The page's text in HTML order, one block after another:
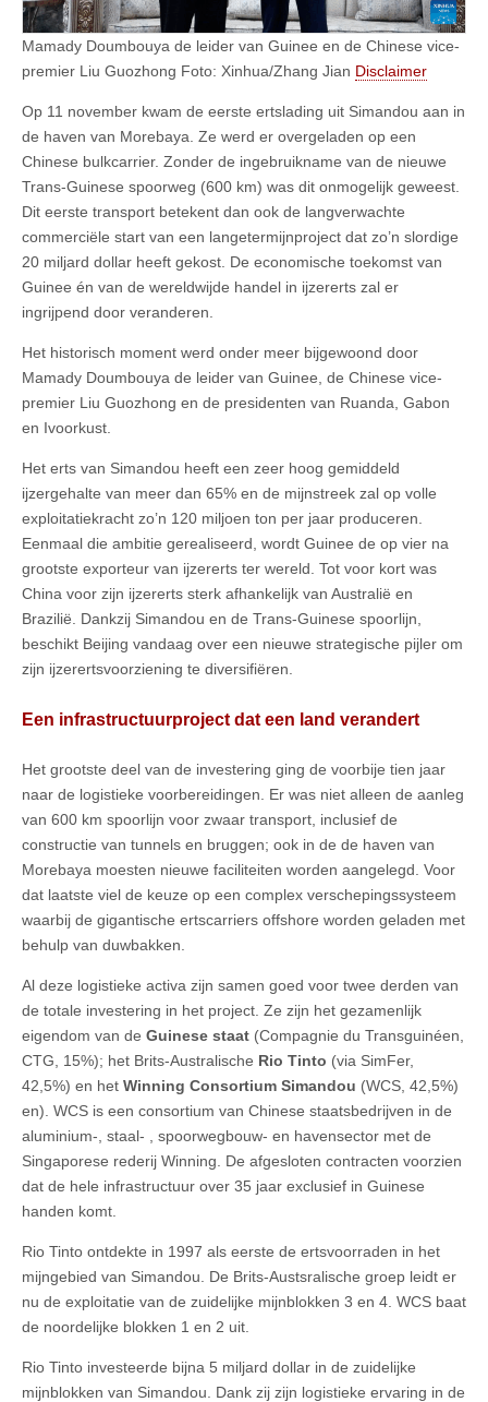
Mamady Doumbouya de leider van Guinee en de Chinese vice-
premier Liu Guozhong Foto: Xinhua/Zhang Jian Disclaimer
Op 11 november kwam de eerste ertslading uit Simandou aan in
de haven van Morebaya. Ze werd er overgeladen op een
Chinese bulkcarrier. Zonder de ingebruikname van de nieuwe
Trans-Guinese spoorweg (600 km) was dit onmogelijk geweest.
Dit eerste transport betekent dan ook de langverwachte
commerciële start van een langetermijnproject dat zo’n slordige
20 miljard dollar heeft gekost. De economische toekomst van
Guinee én van de wereldwijde handel in ijzererts zal er
ingrijpend door veranderen.
Het historisch moment werd onder meer bijgewoond door
Mamady Doumbouya de leider van Guinee, de Chinese vice-
premier Liu Guozhong en de presidenten van Ruanda, Gabon
en Ivoorkust.
Het erts van Simandou heeft een zeer hoog gemiddeld
ijzergehalte van meer dan 65% en de mijnstreek zal op volle
exploitatiekracht zo’n 120 miljoen ton per jaar produceren.
Eenmaal die ambitie gerealiseerd, wordt Guinee de op vier na
grootste exporteur van ijzererts ter wereld. Tot voor kort was
China voor zijn ijzererts sterk afhankelijk van Australië en
Brazilië. Dankzij Simandou en de Trans-Guinese spoorlijn,
beschikt Beijing vandaag over een nieuwe strategische pijler om
zijn ijzerertsvoorziening te diversifiëren.
Een infrastructuurproject dat een land verandert
Het grootste deel van de investering ging de voorbije tien jaar
naar de logistieke voorbereidingen. Er was niet alleen de aanleg
van 600 km spoorlijn voor zwaar transport, inclusief de
constructie van tunnels en bruggen; ook in de de haven van
Morebaya moesten nieuwe faciliteiten worden aangelegd. Voor
dat laatste viel de keuze op een complex verschepingssysteem
waarbij de gigantische ertscarriers offshore worden geladen met
behulp van duwbakken.
Al deze logistieke activa zijn samen goed voor twee derden van
de totale investering in het project. Ze zijn het gezamenlijk
eigendom van de Guinese staat (Compagnie du Transguinéen,
CTG, 15%); het Brits-Australische Rio Tinto (via SimFer,
42,5%) en het Winning Consortium Simandou (WCS, 42,5%)
en). WCS is een consortium van Chinese staatsbedrijven in de
aluminium-, staal- , spoorwegbouw- en havensector met de
Singaporese rederij Winning. De afgesloten contracten voorzien
dat de hele infrastructuur over 35 jaar exclusief in Guinese
handen komt.
Rio Tinto ontdekte in 1997 als eerste de ertsvoorraden in het
mijngebied van Simandou. De Brits-Austsralische groep leidt er
nu de exploitatie van de zuidelijke mijnblokken 3 en 4. WCS baat
de noordelijke blokken 1 en 2 uit.
Rio Tinto investeerde bijna 5 miljard dollar in de zuidelijke
mijnblokken van Simandou. Dank zij zijn logistieke ervaring in de